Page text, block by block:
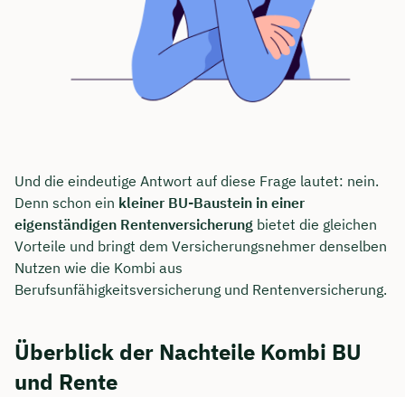
Und die eindeutige Antwort auf diese Frage lautet: nein.
Denn schon ein kleiner BU-Baustein in einer
eigenständigen Rentenversicherung bietet die gleichen
Vorteile und bringt dem Versicherungsnehmer denselben
Nutzen wie die Kombi aus
Berufsunfähigkeitsversicherung und Rentenversicherung.
Überblick der Nachteile Kombi BU
und Rente